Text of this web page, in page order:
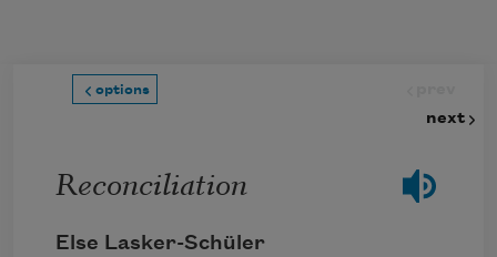
options
next
Reconciliation
Else Lasker-Schüler